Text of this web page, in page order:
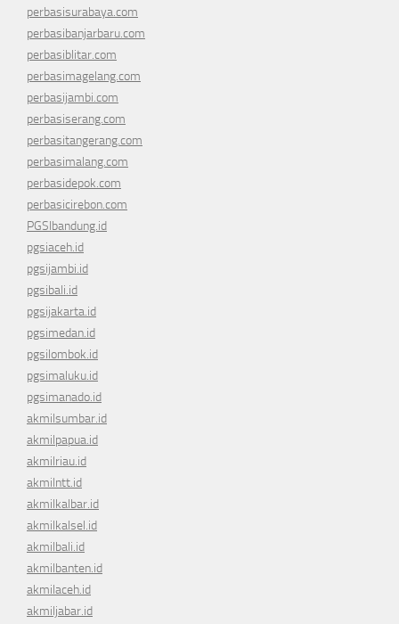
perbasisurabaya.com
perbasibanjarbaru.com
perbasiblitar.com
perbasimagelang.com
perbasijambi.com
perbasiserang.com
perbasitangerang.com
perbasimalang.com
perbasidepok.com
perbasicirebon.com
PGSIbandung.id
pgsiaceh.id
pgsijambi.id
pgsibali.id
pgsijakarta.id
pgsimedan.id
pgsilombok.id
pgsimaluku.id
pgsimanado.id
akmilsumbar.id
akmilpapua.id
akmilriau.id
akmilntt.id
akmilkalbar.id
akmilkalsel.id
akmilbali.id
akmilbanten.id
akmilaceh.id
akmiljabar.id